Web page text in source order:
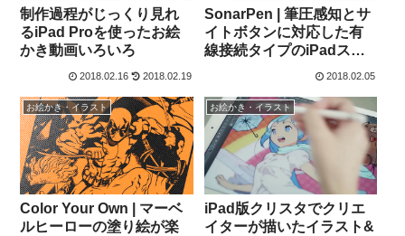
制作過程がじっくり見れ
るiPad Proを使ったお絵
かき動画いろいろ
2018.02.16 2018.02.19
SonarPen | 筆圧感知とサ
イトボタンに対応した有
線接続タイプのiPadスタ
イラスペンが発売開始
2018.02.05
お絵かき・イラスト
Color Your Own | マーベ
ルヒーローの塗り絵が楽
お絵かき・イラスト
iPad版クリスタでクリエ
イターが描いたイラスト&